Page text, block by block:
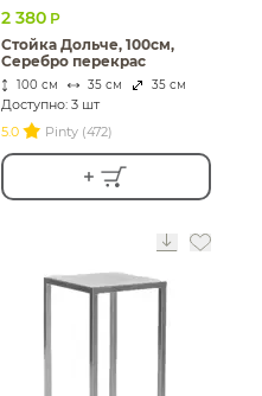
2 380 Р
Стойка Дольче, 100см,
Серебро перекрас
100 см 35 см 35 см
Доступно: 3 шт
5.0
Pinty (472)